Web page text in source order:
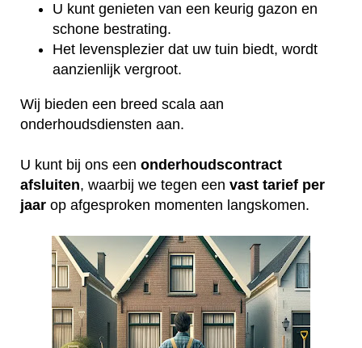
U kunt genieten van een keurig gazon en
schone bestrating.
Het levensplezier dat uw tuin biedt, wordt
aanzienlijk vergroot.
Wij bieden een breed scala aan
onderhoudsdiensten aan.
U kunt bij ons een onderhoudscontract
afsluiten, waarbij we tegen een vast tarief per
jaar op afgesproken momenten langskomen.